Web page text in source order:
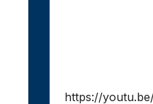
https://